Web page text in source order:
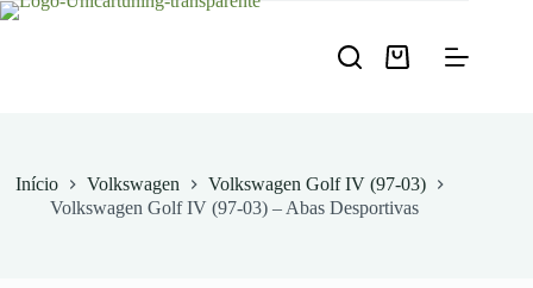
Pular
Carrinho
Início Volkswagen
Volkswagen Golf IV (97-03)
Volkswagen Golf IV (97-03) – Abas Desportivas